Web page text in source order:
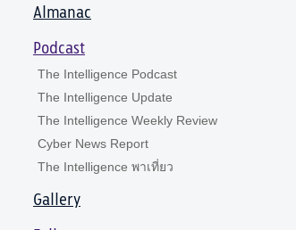
Almanac
Podcast
The Intelligence Podcast
The Intelligence Update
The Intelligence Weekly Review
Cyber News Report
The Intelligence พาเที่ยว
Gallery